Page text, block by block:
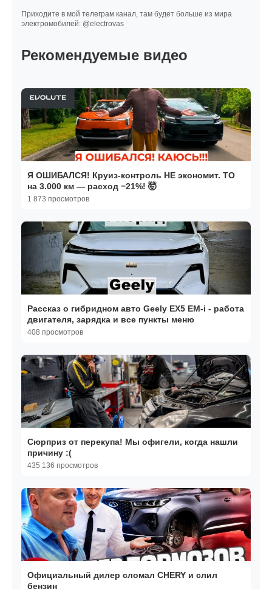
Приходите в мой телеграм канал, там будет больше из мира
электромобилей: @electrovas
Рекомендуемые видео
Я ОШИБАЛСЯ! Круиз-контроль НЕ экономит. ТО
на 3.000 км — расход −21%! 🤯
1 873 просмотров
Рассказ о гибридном авто Geely EX5 EM-i - работа
двигателя, зарядка и все пункты меню
408 просмотров
Сюрприз от перекупа! Мы офигели, когда нашли
причину :(
435 136 просмотров
Официальный дилер сломал CHERY и слил
бензин